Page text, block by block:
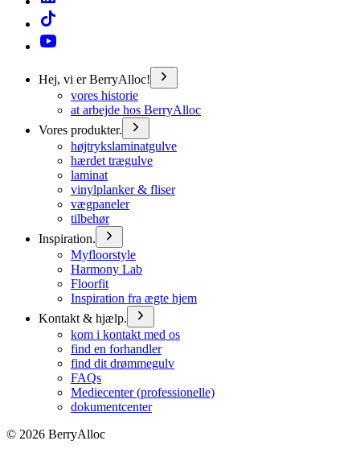
Hej, vi er BerryAlloc!
vores historie
at arbejde hos BerryAlloc
Vores produkter.
højtrykslaminatgulve
hærdet trægulve
laminat
vinylplanker & fliser
vægpaneler
tilbehør
Inspiration.
Myfloorstyle
Harmony Lab
Floorfit
Inspiration fra ægte hjem
Kontakt & hjælp.
kom i kontakt med os
find en forhandler
find dit drømmegulv
FAQs
Mediecenter (professionelle)
dokumentcenter
© 2026 BerryAlloc